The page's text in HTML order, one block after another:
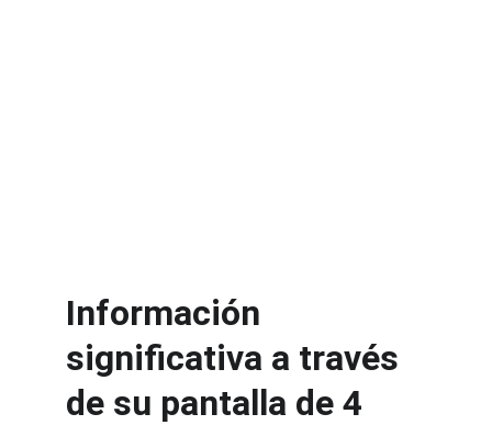
Información
significativa a través
de su pantalla de 4